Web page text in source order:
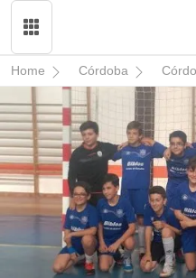
Home Córdoba